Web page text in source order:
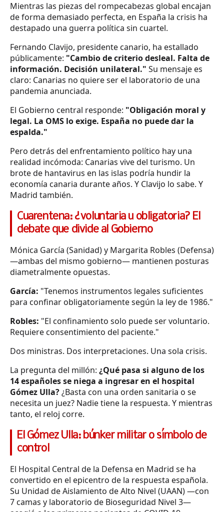
Mientras las piezas del rompecabezas global encajan
de forma demasiado perfecta, en España la crisis ha
destapado una guerra política sin cuartel.
Fernando Clavijo, presidente canario, ha estallado
públicamente: "Cambio de criterio desleal. Falta de
información. Decisión unilateral." Su mensaje es
claro: Canarias no quiere ser el laboratorio de una
pandemia anunciada.
El Gobierno central responde: "Obligación moral y
legal. La OMS lo exige. España no puede dar la
espalda."
Pero detrás del enfrentamiento político hay una
realidad incómoda: Canarias vive del turismo. Un
brote de hantavirus en las islas podría hundir la
economía canaria durante años. Y Clavijo lo sabe. Y
Madrid también.
Cuarentena: ¿voluntaria u obligatoria? El
debate que divide al Gobierno
Mónica García (Sanidad) y Margarita Robles (Defensa)
—ambas del mismo gobierno— mantienen posturas
diametralmente opuestas.
García: "Tenemos instrumentos legales suficientes
para confinar obligatoriamente según la ley de 1986."
Robles: "El confinamiento solo puede ser voluntario.
Requiere consentimiento del paciente."
Dos ministras. Dos interpretaciones. Una sola crisis.
La pregunta del millón: ¿Qué pasa si alguno de los
14 españoles se niega a ingresar en el hospital
Gómez Ulla?¿Basta con una orden sanitaria o se
necesita un juez? Nadie tiene la respuesta. Y mientras
tanto, el reloj corre.
El Gómez Ulla: búnker militar o símbolo de
control
El Hospital Central de la Defensa en Madrid se ha
convertido en el epicentro de la respuesta española.
Su Unidad de Aislamiento de Alto Nivel (UAAN) —con
7 camas y laboratorio de Bioseguridad Nivel 3—